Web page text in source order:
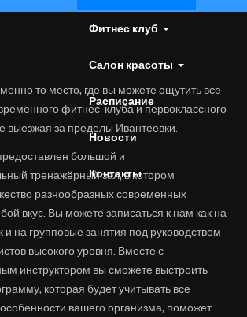
Фитнес клуб
Салон красоты
Расписание
Новости
Контакты
то место, где вы можете ощутить все
фитнес-клуба и первоклассного
выезжая за пределы Ивантеевки.
большой и
тренажёрный зал, в котором
разнообразных современных
вкус. Вы можете записаться к нам как на
и на групповые занятия под руководством
высокого уровня. Вместе с
инструктором вы сможете выстроить
которая будет учитывать все
вашего организма, поможет